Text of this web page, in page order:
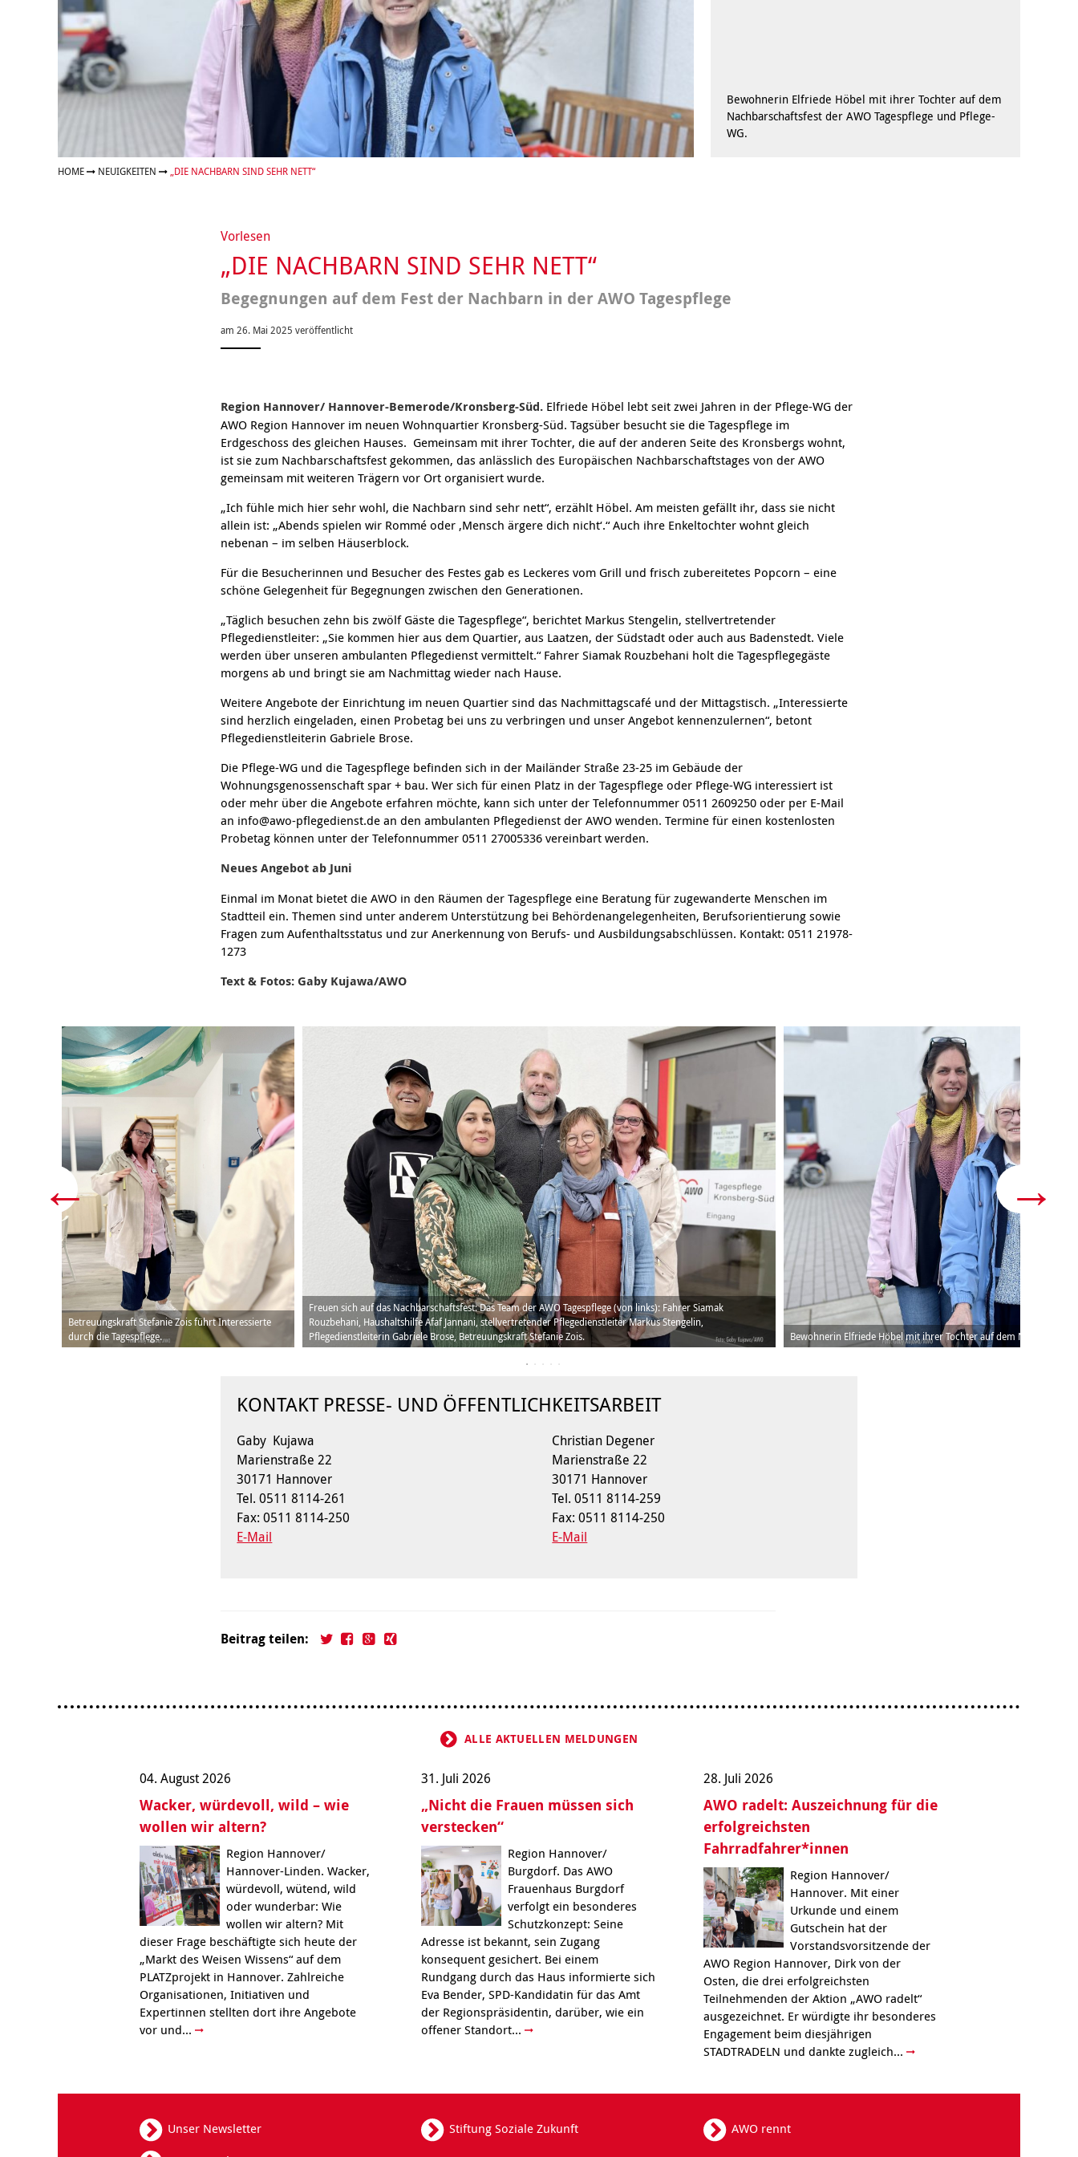
Unser Leitbild
Geschäftsbericht
Eltern
Schule
Freizeiten
Gesundheit & Sport
Unser Jugendverband
Weiterbildung
Wohnen
Frauenberatung in
Burgdorf, Lehrte,
Sehnde, Uetze
Beratung für Frauen bei
häuslicher Gewalt
Frauenhaus in der
Region Hannover
Schwangeren- und
Schwangerschafts-
Konfliktberatung
Berufssprachkurse
Kommunikation und
Teilhabe
Familie
Jugendliche
Bewohnerin Elfriede Höbel mit ihrer Tochter auf dem
Nachbarschaftsfest der AWO Tagespflege und Pflege-
WG.
HOME NEUIGKEITEN „DIE NACHBARN SIND SEHR NETT“
Vorlesen
„DIE NACHBARN SIND SEHR NETT“
Begegnungen auf dem Fest der Nachbarn in der AWO Tagespflege
am 26. Mai 2025 veröffentlicht
Region Hannover/ Hannover-Bemerode/Kronsberg-Süd. Elfriede Höbel lebt seit zwei Jahren in der Pflege-WG der
AWO Region Hannover im neuen Wohnquartier Kronsberg-Süd. Tagsüber besucht sie die Tagespflege im
Erdgeschoss des gleichen Hauses. Gemeinsam mit ihrer Tochter, die auf der anderen Seite des Kronsbergs wohnt,
ist sie zum Nachbarschaftsfest gekommen, das anlässlich des Europäischen Nachbarschaftstages von der AWO
gemeinsam mit weiteren Trägern vor Ort organisiert wurde.
„Ich fühle mich hier sehr wohl, die Nachbarn sind sehr nett“, erzählt Höbel. Am meisten gefällt ihr, dass sie nicht
allein ist: „Abends spielen wir Rommé oder ‚Mensch ärgere dich nicht‘.“ Auch ihre Enkeltochter wohnt gleich
nebenan – im selben Häuserblock.
Für die Besucherinnen und Besucher des Festes gab es Leckeres vom Grill und frisch zubereitetes Popcorn – eine
schöne Gelegenheit für Begegnungen zwischen den Generationen.
„Täglich besuchen zehn bis zwölf Gäste die Tagespflege“, berichtet Markus Stengelin, stellvertretender
Pflegedienstleiter: „Sie kommen hier aus dem Quartier, aus Laatzen, der Südstadt oder auch aus Badenstedt. Viele
werden über unseren ambulanten Pflegedienst vermittelt.“ Fahrer Siamak Rouzbehani holt die Tagespflegegäste
morgens ab und bringt sie am Nachmittag wieder nach Hause.
Weitere Angebote der Einrichtung im neuen Quartier sind das Nachmittagscafé und der Mittagstisch. „Interessierte
sind herzlich eingeladen, einen Probetag bei uns zu verbringen und unser Angebot kennenzulernen“, betont
Pflegedienstleiterin Gabriele Brose.
Die Pflege-WG und die Tagespflege befinden sich in der Mailänder Straße 23-25 im Gebäude der
Wohnungsgenossenschaft spar + bau. Wer sich für einen Platz in der Tagespflege oder Pflege-WG interessiert ist
oder mehr über die Angebote erfahren möchte, kann sich unter der Telefonnummer 0511 2609250 oder per E-Mail
an info@awo-pflegedienst.de an den ambulanten Pflegedienst der AWO wenden. Termine für einen kostenlosten
Probetag können unter der Telefonnummer 0511 27005336 vereinbart werden.
Neues Angebot ab Juni
Einmal im Monat bietet die AWO in den Räumen der Tagespflege eine Beratung für zugewanderte Menschen im
Stadtteil ein. Themen sind unter anderem Unterstützung bei Behördenangelegenheiten, Berufsorientierung sowie
Fragen zum Aufenthaltsstatus und zur Anerkennung von Berufs- und Ausbildungsabschlüssen. Kontakt: 0511 21978-
1273
Text & Fotos: Gaby Kujawa/AWO
Betreuungskraft Stefanie Zois führt Interessierte
durch die Tagespflege.
Freuen sich auf das Nachbarschaftsfest: Das Team der AWO Tagespflege (von links): Fahrer Siamak
Rouzbehani, Haushaltshilfe Afaf Jannani, stellvertretender Pflegedienstleiter Markus Stengelin,
Pflegedienstleiterin Gabriele Brose, Betreuungskraft Stefanie Zois.
Bewohnerin Elfriede Höbel mit ihrer Tochter auf dem
KONTAKT PRESSE- UND ÖFFENTLICHKEITSARBEIT
Gaby Kujawa
Marienstraße 22
30171 Hannover
Tel. 0511 8114-261
Fax: 0511 8114-250
E-Mail
Christian Degener
Marienstraße 22
30171 Hannover
Tel. 0511 8114-259
Fax: 0511 8114-250
E-Mail
Beitrag teilen:
ALLE AKTUELLEN MELDUNGEN
04. August 2026
Wacker, würdevoll, wild – wie
wollen wir altern?
Region Hannover/
Hannover-Linden. Wacker,
würdevoll, wütend, wild
oder wunderbar: Wie
wollen wir altern? Mit
dieser Frage beschäftigte sich heute der
„Markt des Weisen Wissens“ auf dem
PLATZprojekt in Hannover. Zahlreiche
Organisationen, Initiativen und
Expertinnen stellten dort ihre Angebote
vor und...
31. Juli 2026
„Nicht die Frauen müssen sich
verstecken“
Region Hannover/
Burgdorf. Das AWO
Frauenhaus Burgdorf
verfolgt ein besonderes
Schutzkonzept: Seine
Adresse ist bekannt, sein Zugang
konsequent gesichert. Bei einem
Rundgang durch das Haus informierte sich
Eva Bender, SPD-Kandidatin für das Amt
der Regionspräsidentin, darüber, wie ein
offener Standort...
28. Juli 2026
AWO radelt: Auszeichnung für die
erfolgreichsten
Fahrradfahrer*innen
Region Hannover/
Hannover. Mit einer
Urkunde und einem
Gutschein hat der
Vorstandsvorsitzende der
AWO Region Hannover, Dirk von der
Osten, die drei erfolgreichsten
Teilnehmenden der Aktion „AWO radelt“
ausgezeichnet. Er würdigte ihr besonderes
Engagement beim diesjährigen
STADTRADELN und dankte zugleich...
Unser Newsletter Stiftung Soziale Zukunft
AWO rennt